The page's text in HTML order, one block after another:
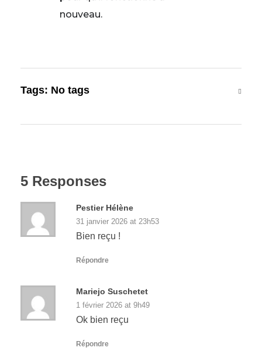
nouveau.
Tags: No tags
5 Responses
Pestier Hélène
31 janvier 2026 at 23h53
Bien reçu !
Répondre
Mariejo Suschetet
1 février 2026 at 9h49
Ok bien reçu
Répondre